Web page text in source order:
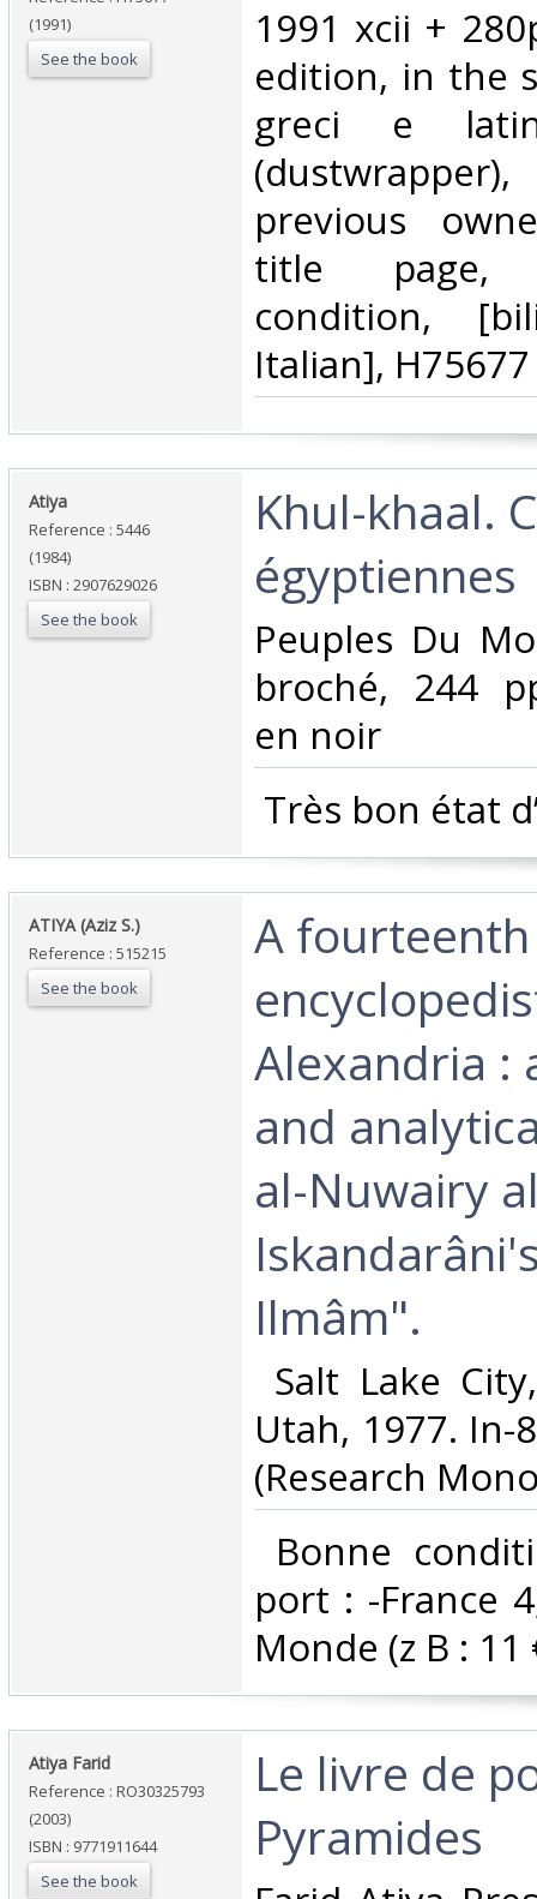
(1991)
See the book
1991 xcii +
edition, in the
greci e
previous
title page,
condition,
Italian], H75677‎
‎Atiya‎
Reference : 5446
(1984)
ISBN : 2907629026
See the book
‎Khul-khaal.
égyptiennes‎
‎Peuples Du
broché, 244
en noir‎
Très bon état
‎ATIYA (Aziz S.)‎
Reference : 515215
See the book
‎A
Alexandria :
and
al-Nuwairy
Ilmâm".‎
Salt Lake
Utah, 1977. In-
(Research
Bonne
port : -France
Monde (z B : 11
‎Atiya Farid‎
Reference : RO30325793
(2003)
ISBN : 9771911644
See the book
‎Le livre de
Pyramides‎